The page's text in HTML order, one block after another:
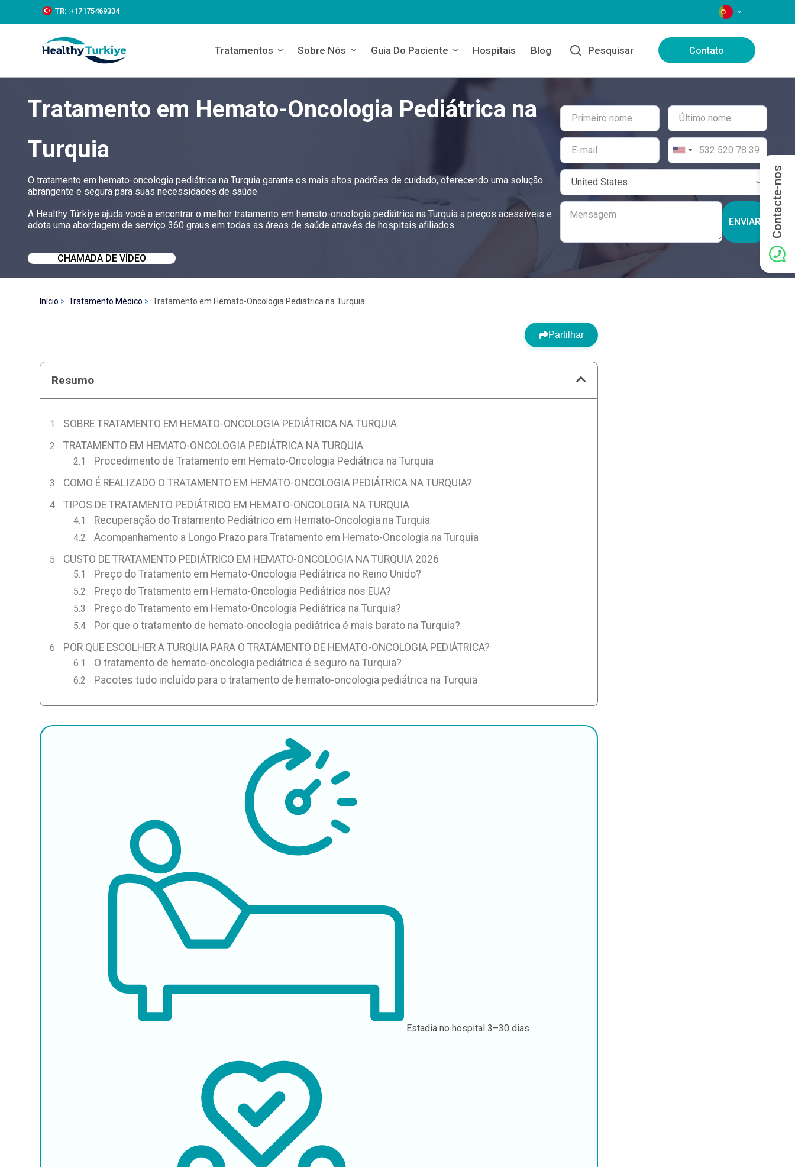
k
c
TR: :+‪17175469334‬ IDIOMAS
Tratamentos Sobre Nós Guia Do Paciente Hospitais Blog Pesquisar Contato
Tratamento em Hemato-Oncologia Pediátrica na
Turquia
O tratamento em hemato-oncologia pediátrica na Turquia garante os mais altos padrões de cuidado, oferecendo uma solução
abrangente e segura para suas necessidades de saúde.
A Healthy Türkiye ajuda você a encontrar o melhor tratamento em hemato-oncologia pediátrica na Turquia a preços acessíveis e
adota uma abordagem de serviço 360 graus em todas as áreas de saúde através de hospitais afiliados.
CHAMADA DE VÍDEO
ENVIAR
Início Tratamento Médico Tratamento em Hemato-Oncologia Pediátrica na Turquia
Partilhar
Resumo
SOBRE TRATAMENTO EM HEMATO-ONCOLOGIA PEDIÁTRICA NA TURQUIA
TRATAMENTO EM HEMATO-ONCOLOGIA PEDIÁTRICA NA TURQUIA
Procedimento de Tratamento em Hemato-Oncologia Pediátrica na Turquia
COMO É REALIZADO O TRATAMENTO EM HEMATO-ONCOLOGIA PEDIÁTRICA NA TURQUIA?
TIPOS DE TRATAMENTO PEDIÁTRICO EM HEMATO-ONCOLOGIA NA TURQUIA
Recuperação do Tratamento Pediátrico em Hemato-Oncologia na Turquia
Acompanhamento a Longo Prazo para Tratamento em Hemato-Oncologia na Turquia
CUSTO DE TRATAMENTO PEDIÁTRICO EM HEMATO-ONCOLOGIA NA TURQUIA 2026
Preço do Tratamento em Hemato-Oncologia Pediátrica no Reino Unido?
Preço do Tratamento em Hemato-Oncologia Pediátrica nos EUA?
Preço do Tratamento em Hemato-Oncologia Pediátrica na Turquia?
Por que o tratamento de hemato-oncologia pediátrica é mais barato na Turquia?
POR QUE ESCOLHER A TURQUIA PARA O TRATAMENTO DE HEMATO-ONCOLOGIA PEDIÁTRICA?
O tratamento de hemato-oncologia pediátrica é seguro na Turquia?
Pacotes tudo incluído para o tratamento de hemato-oncologia pediátrica na Turquia
Estadia no hospital3–30 dias
Contacte-nos